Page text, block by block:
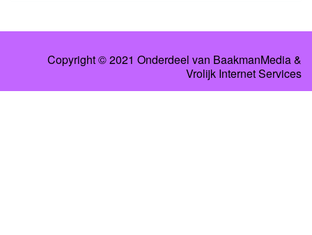
Copyright © 2021 Onderdeel van BaakmanMedia&
Vrolijk Internet Services